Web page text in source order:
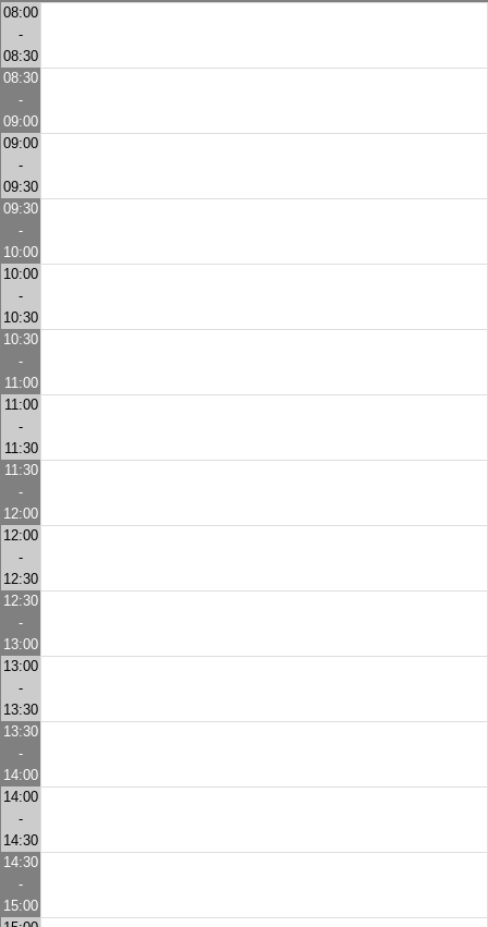
08:00
-
08:30
08:30
-
09:00
09:00
-
09:30
09:30
-
10:00
10:00
-
10:30
10:30
-
11:00
11:00
-
11:30
11:30
-
12:00
12:00
-
12:30
12:30
-
13:00
13:00
-
13:30
13:30
-
14:00
14:00
-
14:30
14:30
-
15:00